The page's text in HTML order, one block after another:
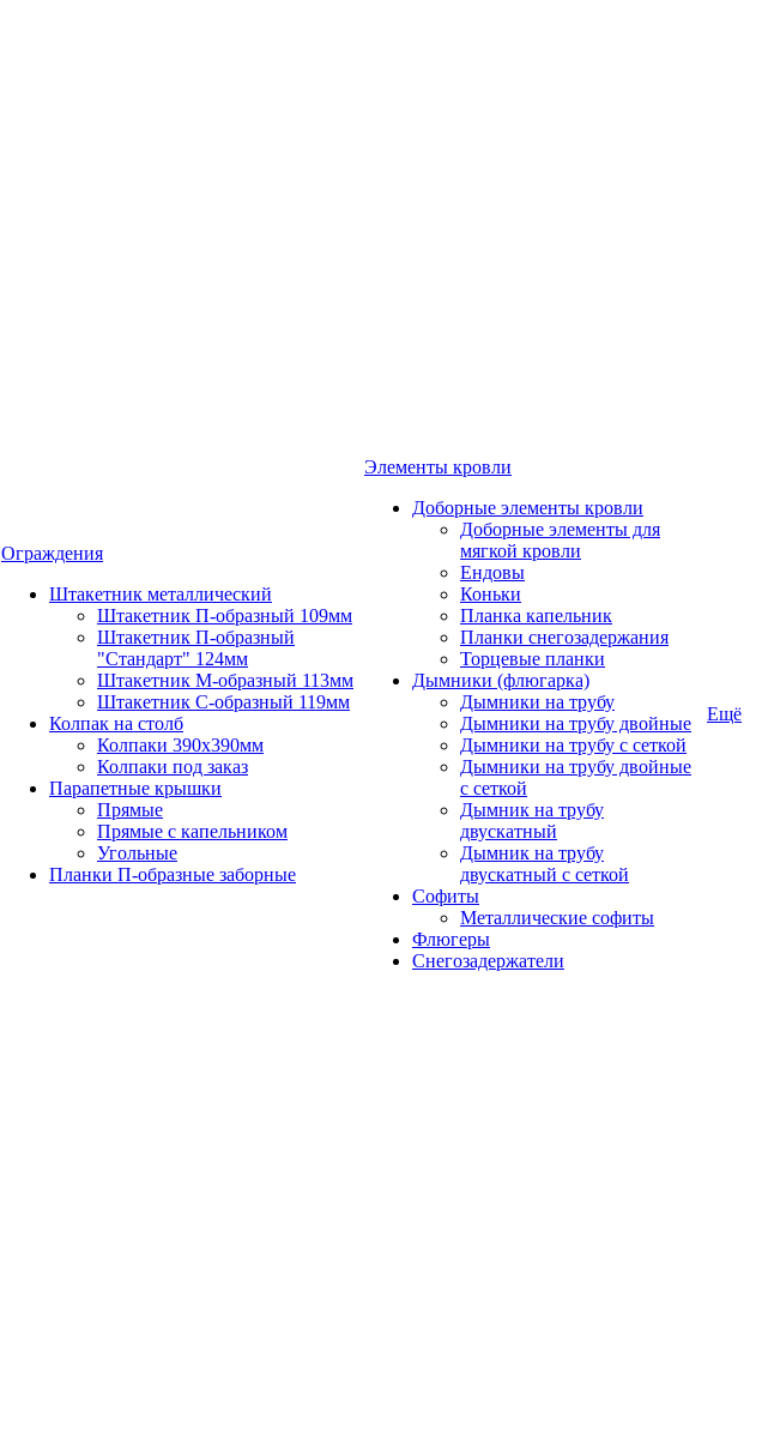
Ограждения
Штакетник металлический
Штакетник П-образный 109мм
Штакетник П-образный
"Стандарт" 124мм
Штакетник М-образный 113мм
Штакетник С-образный 119мм
Колпак на столб
Колпаки 390х390мм
Колпаки под заказ
Парапетные крышки
Прямые
Прямые с капельником
Угольные
Планки П-образные заборные
Элементы кровли
Доборные элементы кровли
Доборные элементы для
мягкой кровли
Ендовы
Коньки
Планка капельник
Планки снегозадержания
Торцевые планки
Дымники (флюгарка)
Дымники на трубу
Дымники на трубу двойные
Дымники на трубу с сеткой
Дымники на трубу двойные
с сеткой
Дымник на трубу
двускатный
Дымник на трубу
двускатный с сеткой
Софиты
Металлические софиты
Флюгеры
Снегозадержатели
Ещё